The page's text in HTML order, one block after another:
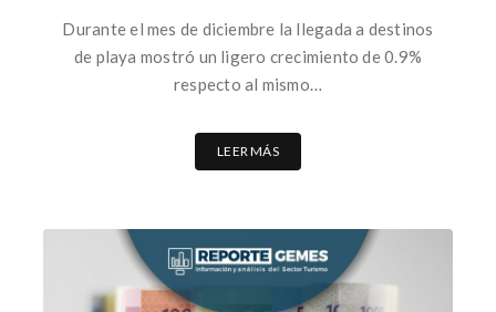
Durante el mes de diciembre la llegada a destinos
de playa mostró un ligero crecimiento de 0.9%
respecto al mismo…
LEER MÁS